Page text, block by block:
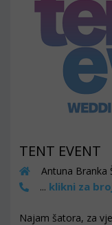
TENT EVENT
Antuna
... klikni za
Najam šatora, za